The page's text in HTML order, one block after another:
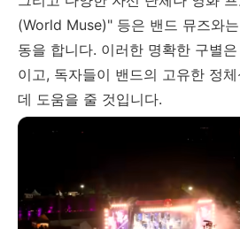
(World Muse)" 등은 밴드 뮤즈와
동을 합니다. 이러한 명확한 구별
이고, 독자들이 밴드의 고유한 정
데 도움을 줄 것입니다.